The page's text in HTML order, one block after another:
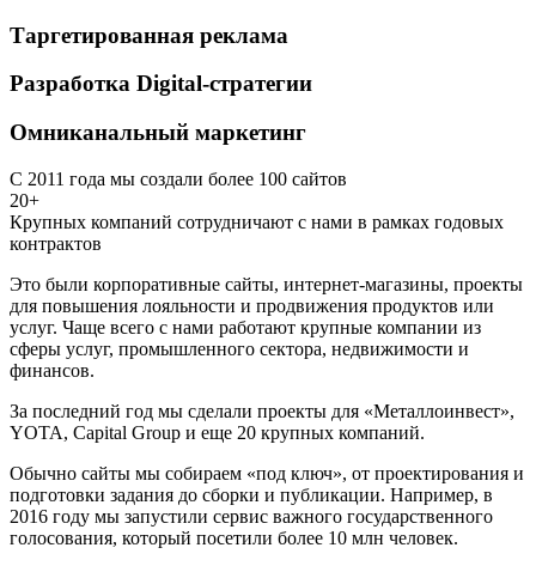
Таргетированная реклама
Разработка Digital-стратегии
Омниканальный маркетинг
С 2011 года мы создали более 100 сайтов
20+
Крупных компаний сотрудничают с нами в рамках годовых
контрактов
Это были корпоративные сайты, интернет-магазины, проекты
для повышения лояльности и продвижения продуктов или
услуг. Чаще всего с нами работают крупные компании из
сферы услуг, промышленного сектора, недвижимости и
финансов.
За последний год мы сделали проекты для «Металлоинвест»,
YOTA, Capital Group и еще 20 крупных компаний.
Обычно сайты мы собираем «под ключ», от проектирования и
подготовки задания до сборки и публикации. Например, в
2016 году мы запустили сервис важного государственного
голосования, который посетили более 10 млн человек.